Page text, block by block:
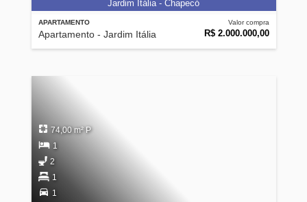
APARTAMENTO
Apartamento - Jardim Itália
Valor compra
R$ 2.000.000,00
Jardim Itália - Chapecó
74,00 m² P
1
2
1
1